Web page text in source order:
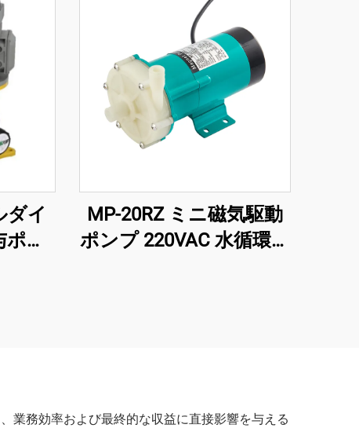
ダイ
ン
MP-20RZ ミニ磁気駆動
ポンプ 220VAC 水循環用
業務効率および最終的な収益に直接影響を与える